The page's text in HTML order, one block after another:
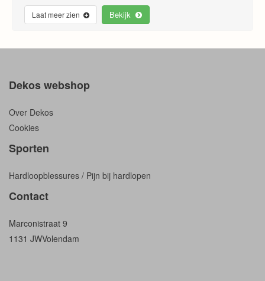
Laat meer zien Bekijk
Dekos webshop
Over Dekos
Cookies
Sporten
Hardloopblessures / Pijn bij hardlopen
Contact
Marconistraat 9
1131 JWVolendam